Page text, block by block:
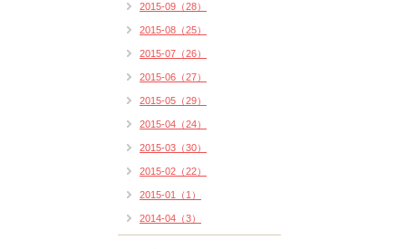
2015-09（28）
2015-08（25）
2015-07（26）
2015-06（27）
2015-05（29）
2015-04（24）
2015-03（30）
2015-02（22）
2015-01（1）
2014-04（3）